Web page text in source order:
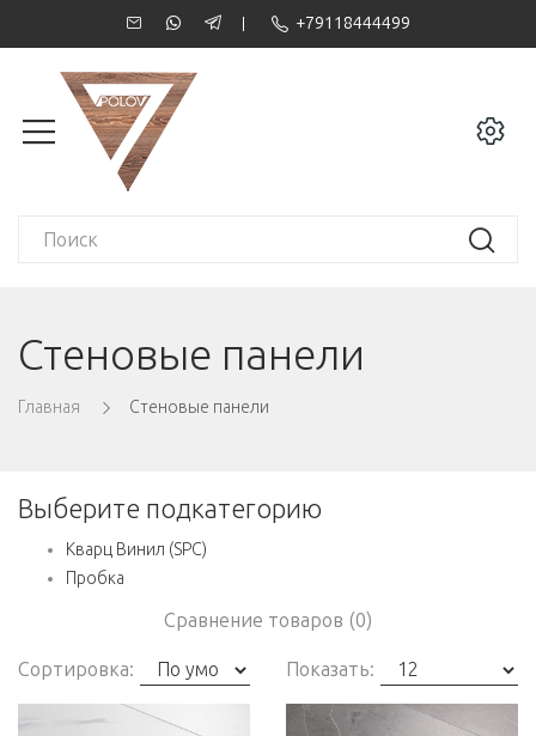
+79118444499
Стеновые панели
Главная Стеновые панели
Выберите подкатегорию
Кварц Винил (SPC)
Пробка
Сравнение товаров (0)
Сортировка: Показать: